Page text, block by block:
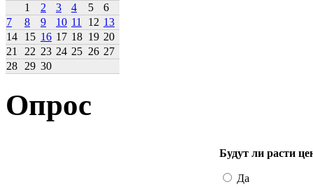
1
2 3 4 5
6
7
8 9 10 11 12 13
14
15 16 17 18 19 20
21
22 23 24 25 26 27
28
29 30
Опрос
Будут ли расти
Да